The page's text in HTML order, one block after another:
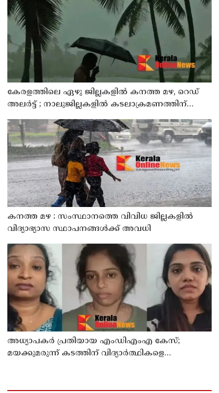
കേരളത്തിലെ ഏഴു ജില്ലകളിൽ കനത്ത മഴ, റെഡ്
അലർട്ട് ; നാലുജില്ലകളിൽ കടലാക്രമണത്തിന്
കനത്ത മഴ : സംസ്ഥാനത്തെ വിവിധ ജില്ലകളിൽ
വിദ്യാഭ്യാസ സ്ഥാപനങ്ങൾക്ക് അവധി
അധ്യാപകര്‍ പ്രതിയായ എംഡിഎംഎ കേസ്;
മയക്കുമരുന്ന് കടത്തിന് വിദ്യാര്‍ത്ഥികളെ